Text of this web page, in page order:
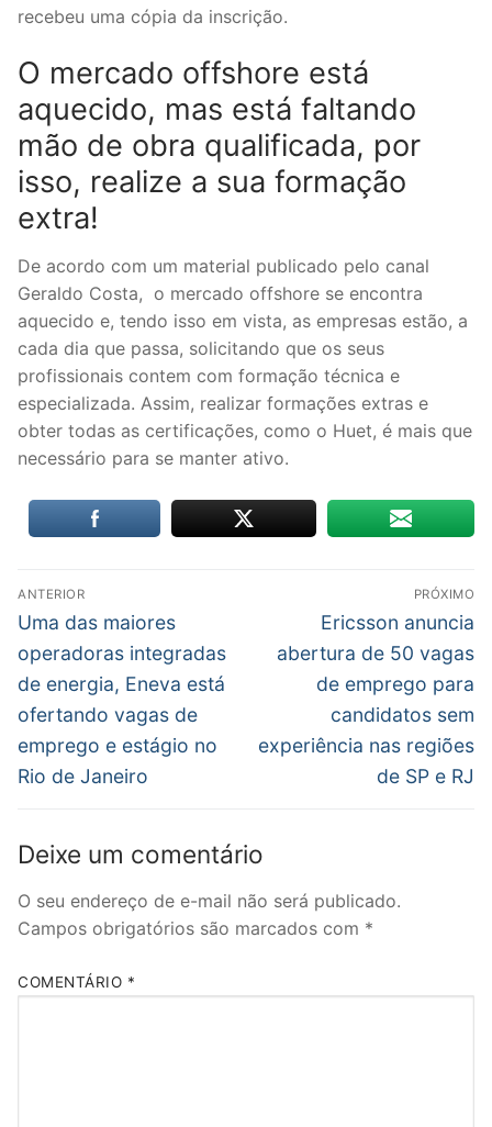
recebeu uma cópia da inscrição.
O mercado offshore está
aquecido, mas está faltando
mão de obra qualificada, por
isso, realize a sua formação
extra!
De acordo com um material publicado pelo canal
Geraldo Costa, o mercado offshore se encontra
aquecido e, tendo isso em vista, as empresas estão, a
cada dia que passa, solicitando que os seus
profissionais contem com formação técnica e
especializada. Assim, realizar formações extras e
obter todas as certificações, como o Huet, é mais que
necessário para se manter ativo.
Navegação
de
Post
ANTERIOR
Post
anterior:
Uma das maiores
operadoras integradas
de energia, Eneva está
ofertando vagas de
emprego e estágio no
Rio de Janeiro
PRÓXIMO
Próximo
post:
Ericsson anuncia
abertura de 50 vagas
de emprego para
candidatos sem
experiência nas regiões
de SP e RJ
Deixe um comentário
O seu endereço de e-mail não será publicado.
Campos obrigatórios são marcados com *
COMENTÁRIO *